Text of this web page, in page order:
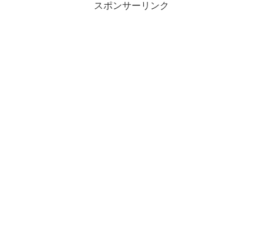
スポンサーリンク